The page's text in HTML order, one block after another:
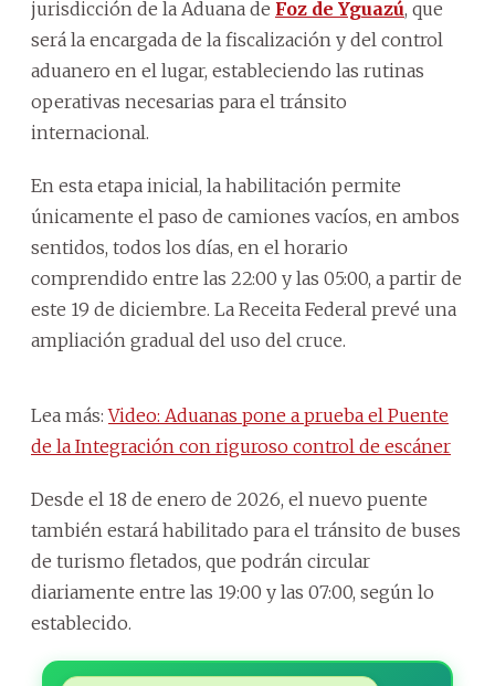
jurisdicción de la Aduana de Foz de Yguazú, que
será la encargada de la fiscalización y del control
aduanero en el lugar, estableciendo las rutinas
operativas necesarias para el tránsito
internacional.
En esta etapa inicial, la habilitación permite
únicamente el paso de camiones vacíos, en ambos
sentidos, todos los días, en el horario
comprendido entre las 22:00 y las 05:00, a partir de
este 19 de diciembre. La Receita Federal prevé una
ampliación gradual del uso del cruce.
Lea más:Video: Aduanas pone a prueba el Puente
de la Integración con riguroso control de escáner
Desde el 18 de enero de 2026, el nuevo puente
también estará habilitado para el tránsito de buses
de turismo fletados, que podrán circular
diariamente entre las 19:00 y las 07:00, según lo
establecido.